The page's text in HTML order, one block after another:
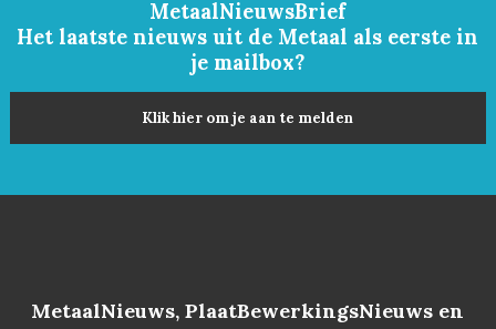
MetaalNieuwsBrief
Het laatste nieuws uit de Metaal als eerste in
je mailbox?
Klik hier om je aan te melden
MetaalNieuws, PlaatBewerkingsNieuws en